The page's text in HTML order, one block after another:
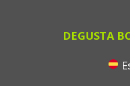
DEGUSTA